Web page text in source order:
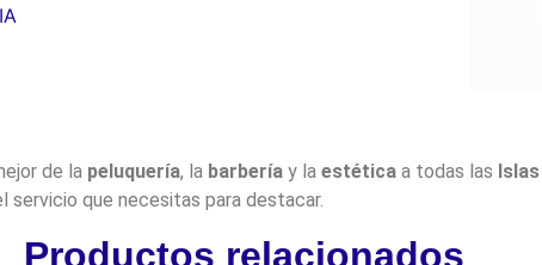
de la peluquería, la barberíay la estéticaa todas las
servicio que necesitas para destacar.
Productos relacionados